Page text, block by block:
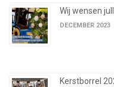
Wij wensen
DECEMBER 2023
Kerstborrel